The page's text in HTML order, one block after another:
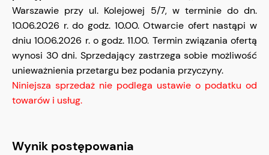
Warszawie przy ul. Kolejowej 5/7, w terminie do dn.
10.06.2026 r. do godz. 10.00. Otwarcie ofert nastąpi w
dniu 10.06.2026 r. o godz. 11.00. Termin związania ofertą
wynosi 30 dni. Sprzedający zastrzega sobie możliwość
unieważnienia przetargu bez podania przyczyny.
Niniejsza sprzedaż nie podlega ustawie o podatku od
towarów i usług.
Wynik postępowania